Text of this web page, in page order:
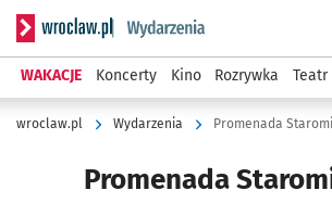
Serwis informacyjny wroclaw.pl
WAKACJE Koncerty Kino Rozrywka
wroclaw.pl Wydarzenia Promenada
Promenada